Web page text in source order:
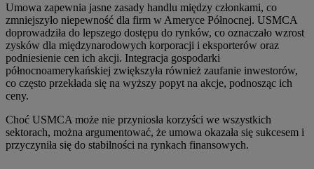
Umowa zapewnia jasne zasady handlu między członkami, co
zmniejszyło niepewność dla firm w Ameryce Północnej. USMCA
doprowadziła do lepszego dostępu do rynków, co oznaczało wzrost
zysków dla międzynarodowych korporacji i eksporterów oraz
podniesienie cen ich akcji. Integracja gospodarki
północnoamerykańskiej zwiększyła również zaufanie inwestorów,
co często przekłada się na wyższy popyt na akcje, podnosząc ich
ceny.
Choć USMCA może nie przyniosła korzyści we wszystkich
sektorach, można argumentować, że umowa okazała się sukcesem i
przyczyniła się do stabilności na rynkach finansowych.